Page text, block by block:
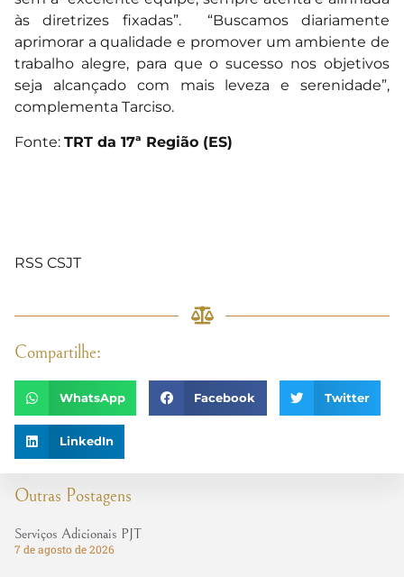
Outras Postagens
Serviços Adicionais PJT
7 de agosto de 2026
às diretrizes fixadas”. “Buscamos diariamente
aprimorar a qualidade e promover um ambiente de
trabalho alegre, para que o sucesso nos objetivos
seja alcançado com mais leveza e serenidade”,
complementa Tarciso.
Fonte: TRT da 17ª Região (ES)
RSS CSJT
Compartilhe:
WhatsApp Facebook Twitter
LinkedIn